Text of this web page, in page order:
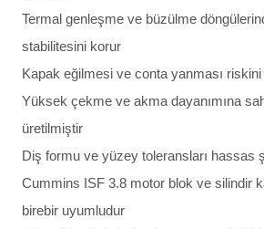
Termal genleşme ve büzülme
stabilitesini korur
Kapak eğilmesi ve conta yanması
Yüksek çekme ve akma dayanımına
üretilmiştir
Diş formu ve yüzey toleransları hassas
Cummins ISF 3.8 motor blok ve silindir
birebir uyumludur